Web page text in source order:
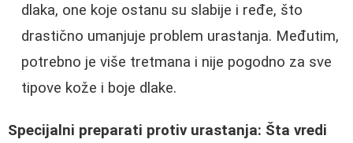
dlaka, one koje ostanu su slabije i ređe, što
drastično umanjuje problem urastanja. Međutim,
potrebno je više tretmana i nije pogodno za sve
tipove kože i boje dlake.
Specijalni preparati protiv urastanja: Šta vredi